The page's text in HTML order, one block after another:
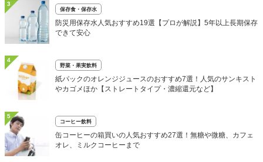
3
保存食・保存水
防災用保存水人気おすすめ19選【プロが解説】5年以上長期保存
できて安心
4
野菜・果実飲料
紙パックのオレンジジュースのおすすめ7選！人気のサンキスト
やカゴメほか【ストレートタイプ・濃縮還元など】
5
コーヒー飲料
缶コーヒーの箱買いの人気おすすめ27選！無糖や微糖、カフェ
オレ、ミルクコーヒーまで